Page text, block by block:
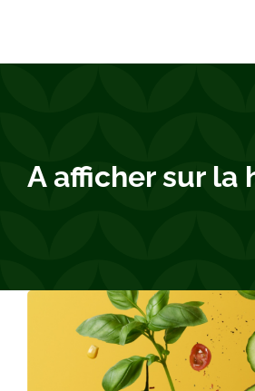
contenuto
A afficher sur la